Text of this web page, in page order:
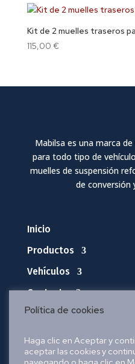
Kit de 2 muelles traseros
115,00 €
Mabilsa es una marca de
para todo tipo de
muelles de suspensión
de conversión
Inicio
Productos
Vehículos
Contacto
Política de cookies
Política de cookies
Haga clic en Aceptar y
aceptar las cookies y